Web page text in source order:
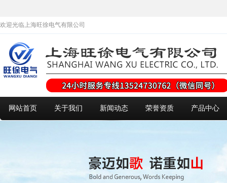
欢迎光临上海旺徐电气有限公司
网站首页 关于我们 新闻动态 荣誉资质 产品中心